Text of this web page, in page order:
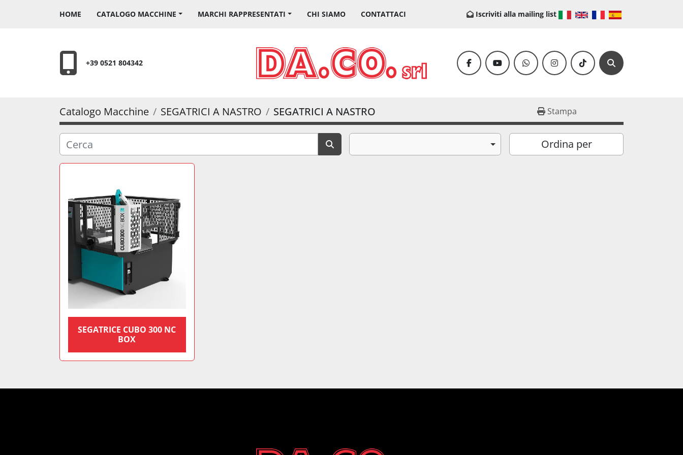
HOME CATALOGO MACCHINE MARCHI RAPPRESENTATI CHI SIAMO CONTATTACI Iscriviti alla mailing list
+39 0521 804342 facebookyoutubewhatsappinstagramtiktok Cerca
Catalogo Macchine SEGATRICI A NASTRO SEGATRICI A NASTRO Stampa
Ordina per
SEGATRICE CUBO 300 NC
BOX